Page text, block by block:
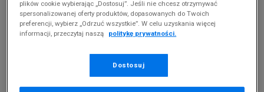
-10% ZA MIN. 500 ZŁ KOD: SUM10 OSTATNIE SZTUKI
plików cookie wybierając „Dostosuj”. Jeśli nie chcesz otrzymywać
spersonalizowanej oferty produktów, dopasowanych do Twoich
preferencji, wybierz „Odrzuć wszystkie”. W celu uzyskania więcej
informacji, przeczytaj naszą
politykę prywatności.
Dostosuj